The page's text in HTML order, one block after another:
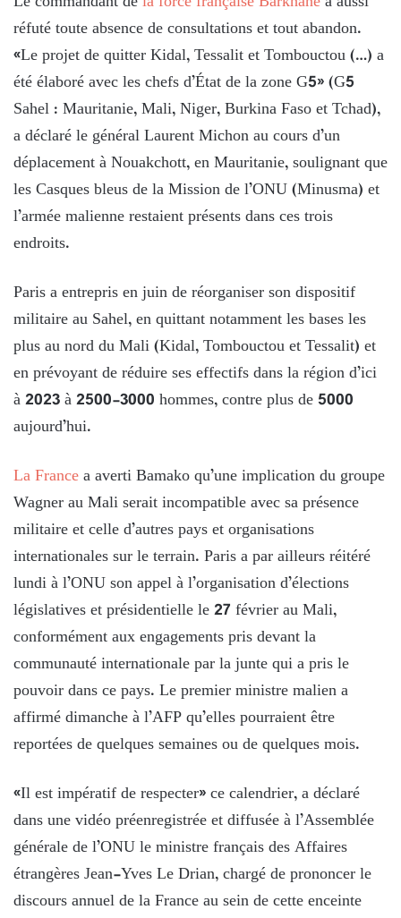
réfuté toute absence de consultations et tout abandon.
«Le projet de quitter Kidal, Tessalit et Tombouctou (…) a
été élaboré avec les chefs d’État de la zone G5» (G5
Sahel : Mauritanie, Mali, Niger, Burkina Faso et Tchad),
a déclaré le général Laurent Michon au cours d’un
déplacement à Nouakchott, en Mauritanie, soulignant que
les Casques bleus de la Mission de l’ONU (Minusma) et
l’armée malienne restaient présents dans ces trois
endroits.
Paris a entrepris en juin de réorganiser son dispositif
militaire au Sahel, en quittant notamment les bases les
plus au nord du Mali (Kidal, Tombouctou et Tessalit) et
en prévoyant de réduire ses effectifs dans la région d’ici
à 2023 à 2500-3000 hommes, contre plus de 5000
aujourd’hui.
La Francea averti Bamako qu’une implication du groupe
Wagner au Mali serait incompatible avec sa présence
militaire et celle d’autres pays et organisations
internationales sur le terrain. Paris a par ailleurs réitéré
lundi à l’ONU son appel à l’organisation d’élections
législatives et présidentielle le 27 février au Mali,
conformément aux engagements pris devant la
communauté internationale par la junte qui a pris le
pouvoir dans ce pays. Le premier ministre malien a
affirmé dimanche à l’AFP qu’elles pourraient être
reportées de quelques semaines ou de quelques mois.
«Il est impératif de respecter» ce calendrier, a déclaré
dans une vidéo préenregistrée et diffusée à l’Assemblée
générale de l’ONU le ministre français des Affaires
étrangères Jean-Yves Le Drian, chargé de prononcer le
discours annuel de la France au sein de cette enceinte